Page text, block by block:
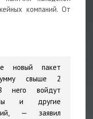
компаний. От
новый пакет
свыше 2
него войдут
и другие
— заявил